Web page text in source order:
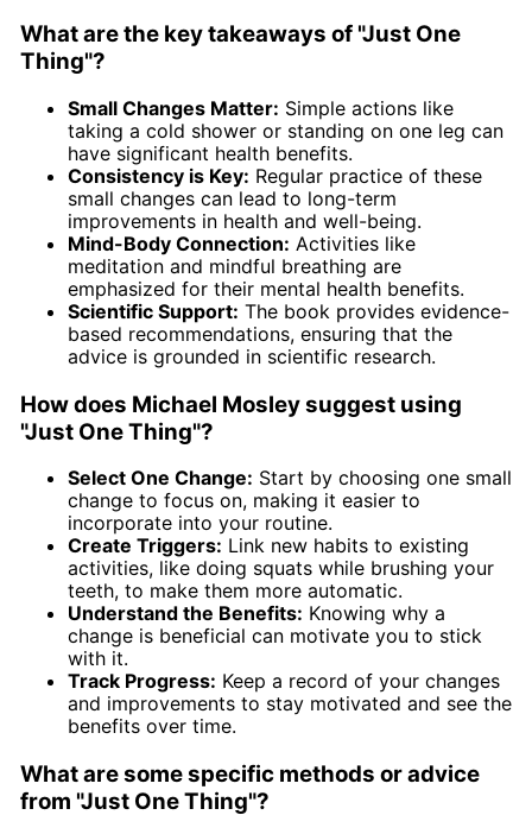
What are the key takeaways of "Just One
Thing"?
Small Changes Matter: Simple actions like
taking a cold shower or standing on one leg can
have significant health benefits.
Consistency is Key: Regular practice of these
small changes can lead to long-term
improvements in health and well-being.
Mind-Body Connection: Activities like
meditation and mindful breathing are
emphasized for their mental health benefits.
Scientific Support: The book provides evidence-
based recommendations, ensuring that the
advice is grounded in scientific research.
How does Michael Mosley suggest using
"Just One Thing"?
Select One Change: Start by choosing one small
change to focus on, making it easier to
incorporate into your routine.
Create Triggers: Link new habits to existing
activities, like doing squats while brushing your
teeth, to make them more automatic.
Understand the Benefits: Knowing why a
change is beneficial can motivate you to stick
with it.
Track Progress: Keep a record of your changes
and improvements to stay motivated and see the
benefits over time.
What are some specific methods or advice
from "Just One Thing"?